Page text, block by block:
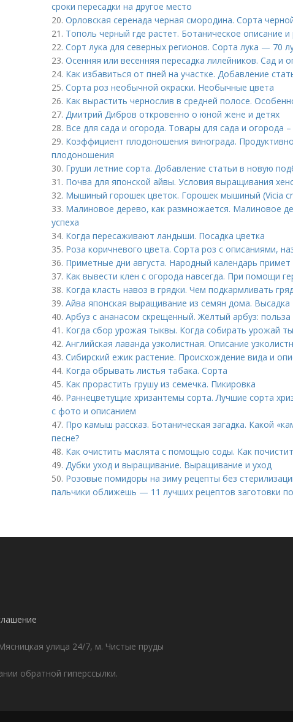
сроки пересадки на другое место
20. Орловская серенада черная смородина. Сорта
21. Тополь черный где растет. Ботаническое описание
22. Сорт лука для северных регионов. Сорта лука — 70
23. Осенняя или весенняя пересадка лилейников. Сад и
24. Как избавиться от пней на участке. Добавление
25. Сорта роз необычной окраски. Необычные цвета
26. Как вырастить чернослив в средней полосе.
27. Дмитрий Дибров откровенно о юной жене и детях
28. Все для сада и огорода. Товары для сада и огорода
29. Коэффициент плодоношения винограда.
плодоношения
30. Груши летние сорта. Добавление статьи в новую
31. Почва для японской айвы. Условия выращивания
32. Мышиный горошек цветок. Горошек мышиный (Vicia
33. Малиновое дерево, как размножается. Малиновое
успеха
34. Когда пересаживают ландыши. Посадка цветка
35. Роза коричневого цвета. Сорта роз с описаниями,
36. Приметные дни августа. Народный календарь примет
37. Как вывести клен с огорода навсегда. При помощи
38. Когда класть навоз в грядки. Чем подкармливать
39. Айва японская выращивание из семян дома. Высадка
40. Арбуз с ананасом скрещенный. Жёлтый арбуз: польза
41. Когда сбор урожая тыквы. Когда собирать урожай
42. Английская лаванда узколистная. Описание
43. Сибирский ежик растение. Происхождение вида и
44. Когда обрывать листья табака. Сорта
45. Как прорастить грушу из семечка. Пикировка
46. Раннецветущие хризантемы сорта. Лучшие сорта
с фото и описанием
47. Про камыш рассказ. Ботаническая загадка. Какой
песне?
48. Как очистить маслята с помощью соды. Как
49. Дубки уход и выращивание. Выращивание и уход
50. Розовые помидоры на зиму рецепты без
пальчики оближешь — 11 лучших рецептов заготовки
улица 24/7, м. Чистые пруды
обратной гиперссылки.